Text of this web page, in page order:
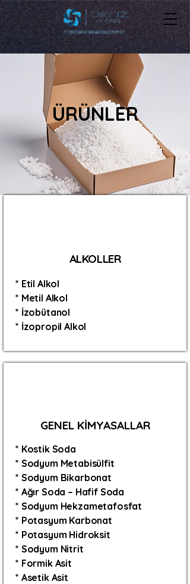
ÜRÜNLER
ALKOLLER
* Etil Alkol
* Metil Alkol
* İzobütanol
* İzopropil Alkol
GENEL KİMYASALLAR
* Kostik Soda
* Sodyum Metabisülfit
* Sodyum Bikarbonat
* Ağır Soda – Hafif Soda
* Sodyum Hekzametafosfat
* Potasyum Karbonat
* Potasyum Hidroksit
* Sodyum Nitrit
* Formik Asit
* Asetik Asit